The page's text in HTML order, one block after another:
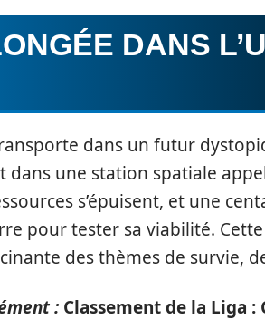
DANS
dans un futur
dans une station spatiale
s’épuisent, et une
pour tester sa viabilité.
des thèmes de survie,
: Classement de la Liga